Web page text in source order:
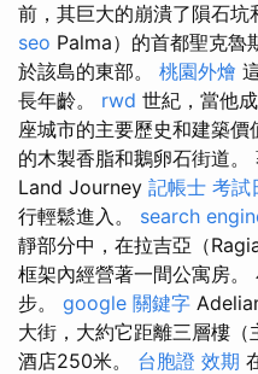
前，其巨大的崩潰了隕石
seo Palma）的首都聖克魯
於該島的東部。 桃園外燴
長年齡。 rwd 世紀，當他
座城市的主要歷史和建築
的木製香脂和鵝卵石街道
Land Journey 記帳士 考試
行輕鬆進入。 search
靜部分中，在拉吉亞（
框架內經營著一間公寓房
步。 google 關鍵字
大街，大約它距離三層樓
酒店250米。 台胞證 效期